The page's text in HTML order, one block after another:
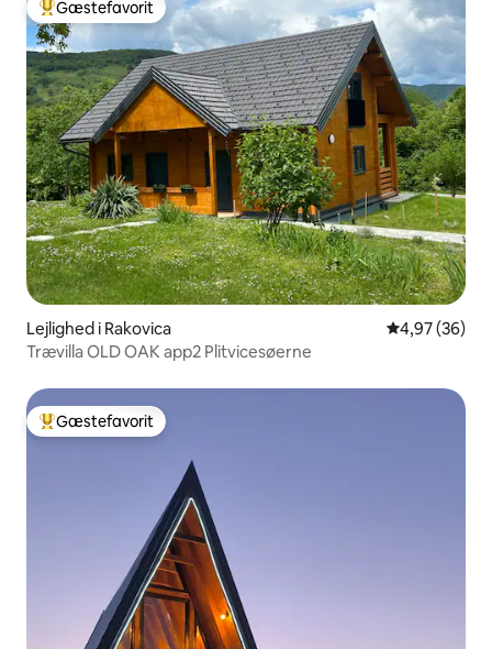
Bedste gæstefavorit
Gæstefavorit
Lejlighed i Rakovica 4,97 ud af 5 i
4,97 (36)
Trævilla OLD OAK app2 Plitvicesøerne
Bedste gæstefavorit
Gæstefavorit